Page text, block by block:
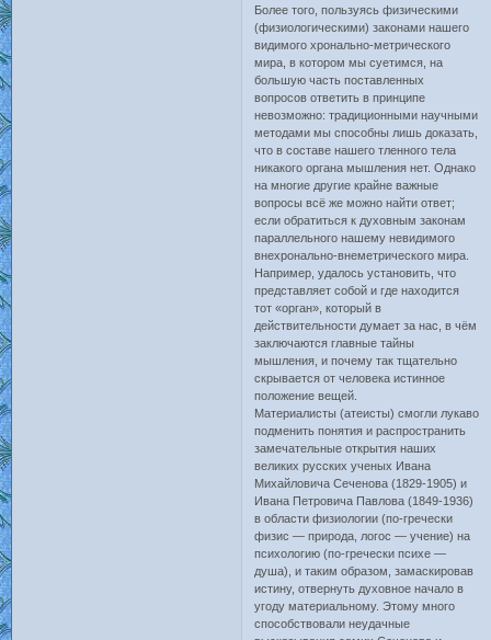
Более того, пользуясь физическими
(физиологическими) законами нашего
видимого хронально-метрического
мира, в котором мы суетимся, на
большую часть поставленных
вопросов ответить в принципе
невозможно: традиционными научными
методами мы способны лишь доказать,
что в составе нашего тленного тела
никакого органа мышления нет. Однако
на многие другие крайне важные
вопросы всё же можно найти ответ;
если обратиться к духовным законам
параллельного нашему невидимого
внехронально-внеметрического мира.
Например, удалось установить, что
представляет собой и где находится
тот «орган», который в
действительности думает за нас, в чём
заключаются главные тайны
мышления, и почему так тщательно
скрывается от человека истинное
положение вещей.
Материалисты (атеисты) смогли лукаво
подменить понятия и распространить
замечательные открытия наших
великих русских ученых Ивана
Михайловича Сеченова (1829-1905) и
Ивана Петровича Павлова (1849-1936)
в области физиологии (по-гречески
физис — природа, логос — учение) на
психологию (по-гречески психе —
душа), и таким образом, замаскировав
истину, отвернуть духовное начало в
угоду материальному. Этому много
способствовали неудачные